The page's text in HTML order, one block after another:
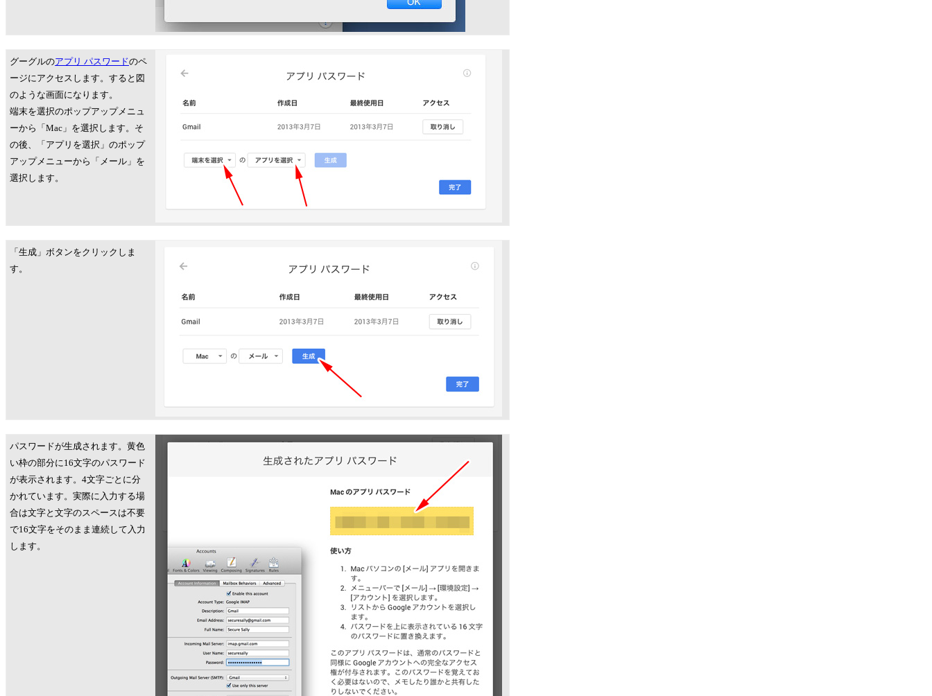
グーグルのアプリ パスワードのペ
ージにアクセスします。すると図
のような画面になります。
端末を選択のポップアップメニュ
ーから「Mac」を選択します。そ
の後、「アプリを選択」のポップ
アップメニューから「メール」を
選択します。
「生成」ボタンをクリックしま
す。
パスワードが生成されます。黄色
い枠の部分に16文字のパスワード
が表示されます。4文字ごとに分
かれています。実際に入力する場
合は文字と文字のスペースは不要
で16文字をそのまま連続して入力
します。